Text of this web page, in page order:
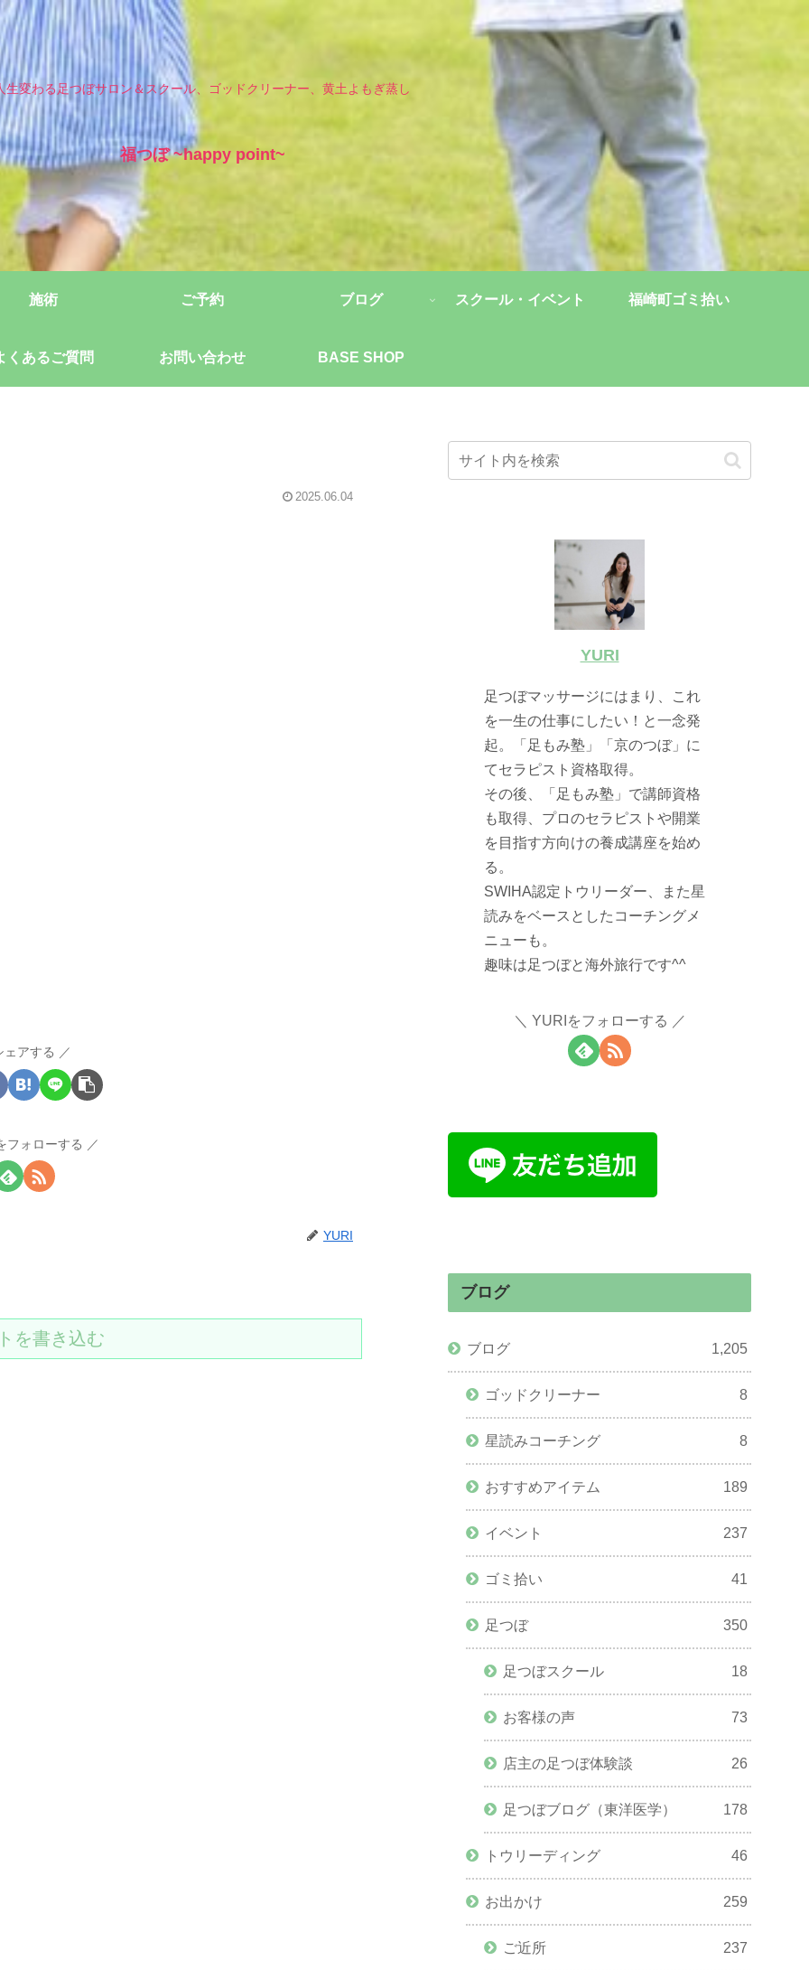
生変わる足つぼサロン＆スクール、ゴッドクリーナー、黄土よもぎ蒸し
福つぼ ~happy point~
施術 ご予約 ブログ スクール・イベント 福崎町ゴミ拾い
くあるご質問 お問い合わせ BASE SHOP
2025.06.04
ェアする
フォローする
YURI
を書き込む
YURI
足つぼマッサージにはまり、これ
を一生の仕事にしたい！と一念発
起。「足もみ塾」「京のつぼ」に
てセラピスト資格取得。
その後、「足もみ塾」で講師資格
も取得、プロのセラピストや開業
を目指す方向けの養成講座を始め
る。
SWIHA認定トウリーダー、また星
読みをベースとしたコーチングメ
ニューも。
趣味は足つぼと海外旅行です^^
YURIをフォローする
ブログ
ブログ 1,205
ゴッドクリーナー 8
星読みコーチング 8
おすすめアイテム 189
イベント 237
ゴミ拾い 41
足つぼ 350
足つぼスクール 18
お客様の声 73
店主の足つぼ体験談 26
足つぼブログ（東洋医学） 178
トウリーディング 46
お出かけ 259
ご近所 237